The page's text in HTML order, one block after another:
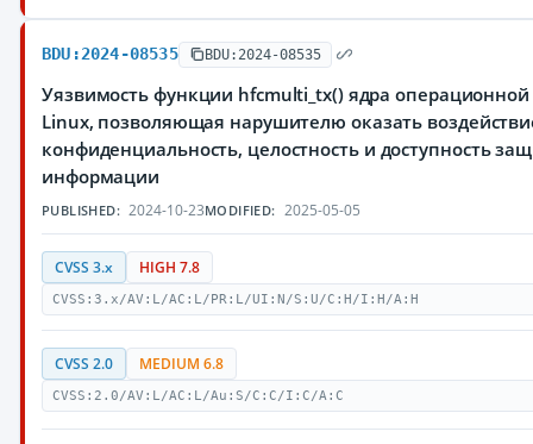
BDU:2024-08535 BDU:2024-08535
Уязвимость функции hfcmulti_tx() ядра
Linux, позволяющая нарушителю оказать
конфиденциальность, целостность и доступность
информации
PUBLISHED: 2024-10-23MODIFIED: 2025-05-05
CVSS 3.x HIGH 7.8
CVSS:3.x/AV:L/AC:L/PR:L/UI:N/S:U/C:H/I:H/A:H
CVSS 2.0 MEDIUM 6.8
CVSS:2.0/AV:L/AC:L/Au:S/C:C/I:C/A:C